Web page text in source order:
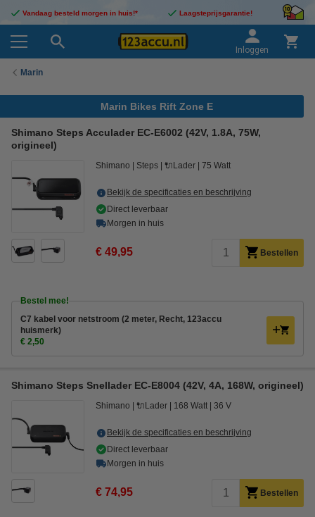
Vandaag besteld morgen in huis!* Laagsteprijsgarantie!
Inloggen
Marin
Marin Bikes Rift Zone E
Shimano Steps Acculader EC-E6002 (42V, 1.8A, 75W,
origineel)
Shimano Steps 🔌Lader 75 Watt
Bekijk de specificaties en beschrijving
Direct leverbaar
Morgen in huis
€ 49,95 Bestellen
Bestel mee!
C7 kabel voor netstroom (2 meter, Recht, 123accu
huismerk)
€ 2,50
Shimano Steps Snellader EC-E8004 (42V, 4A, 168W, origineel)
Shimano 🔌Lader 168 Watt 36 V
Bekijk de specificaties en beschrijving
Direct leverbaar
Morgen in huis
€ 74,95 Bestellen